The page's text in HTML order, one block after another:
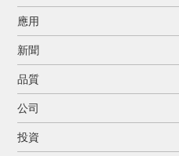
應用
新聞
品質
公司
投資